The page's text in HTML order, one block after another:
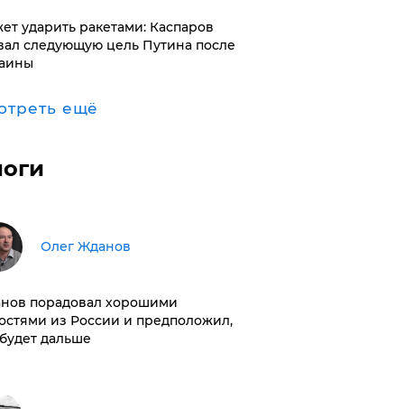
ударить ракетами: Каспаров
следующую цель Путина после
ещё
Олег Жданов
порадовал хорошими
из России и предположил,
дальше